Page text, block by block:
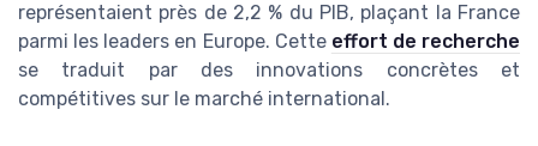
représentaient près de 2,2 % du PIB, plaçant la France
parmi les leaders en Europe. Cette effort de recherche
se traduit par des innovations concrètes et
compétitives sur le marché international.